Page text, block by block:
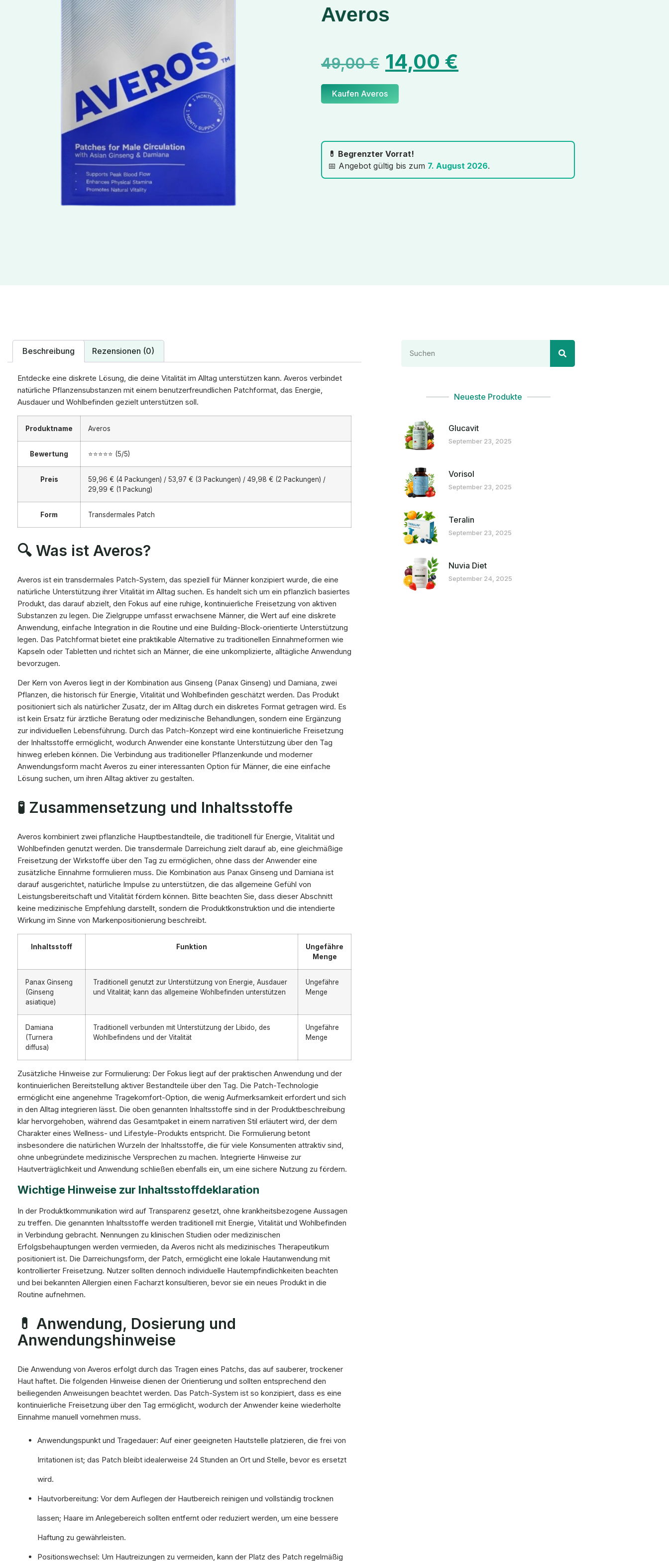
Averos
49,00€ 14,00 €
Kaufen Averos
💊 Begrenzter Vorrat!
📅 Angebot gültig bis zum 7. August 2026.
Beschreibung Rezensionen (0)
Entdecke eine diskrete Lösung, die deine Vitalität im Alltag unterstützen kann. Averos verbindet
natürliche Pflanzensubstanzen mit einem benutzerfreundlichen Patchformat, das Energie,
Ausdauer und Wohlbefinden gezielt unterstützen soll.
Produktname Averos
Bewertung ⭐⭐⭐⭐⭐ (5/5)
Preis
59,96 € (4 Packungen) / 53,97 € (3 Packungen) / 49,98 € (2 Packungen) /
29,99 € (1 Packung)
Form Transdermales Patch
🔍 Was ist Averos?
Averos ist ein transdermales Patch-System, das speziell für Männer konzipiert wurde, die eine
natürliche Unterstützung ihrer Vitalität im Alltag suchen. Es handelt sich um ein pflanzlich basiertes
Produkt, das darauf abzielt, den Fokus auf eine ruhige, kontinuierliche Freisetzung von aktiven
Substanzen zu legen. Die Zielgruppe umfasst erwachsene Männer, die Wert auf eine diskrete
Anwendung, einfache Integration in die Routine und eine Building-Block-orientierte Unterstützung
legen. Das Patchformat bietet eine praktikable Alternative zu traditionellen Einnahmeformen wie
Kapseln oder Tabletten und richtet sich an Männer, die eine unkomplizierte, alltägliche Anwendung
bevorzugen.
Der Kern von Averos liegt in der Kombination aus Ginseng (Panax Ginseng) und Damiana, zwei
Pflanzen, die historisch für Energie, Vitalität und Wohlbefinden geschätzt werden. Das Produkt
positioniert sich als natürlicher Zusatz, der im Alltag durch ein diskretes Format getragen wird. Es
ist kein Ersatz für ärztliche Beratung oder medizinische Behandlungen, sondern eine Ergänzung
zur individuellen Lebensführung. Durch das Patch-Konzept wird eine kontinuierliche Freisetzung
der Inhaltsstoffe ermöglicht, wodurch Anwender eine konstante Unterstützung über den Tag
hinweg erleben können. Die Verbindung aus traditioneller Pflanzenkunde und moderner
Anwendungsform macht Averos zu einer interessanten Option für Männer, die eine einfache
Lösung suchen, um ihren Alltag aktiver zu gestalten.
🧪 Zusammensetzung und Inhaltsstoffe
Averos kombiniert zwei pflanzliche Hauptbestandteile, die traditionell für Energie, Vitalität und
Wohlbefinden genutzt werden. Die transdermale Darreichung zielt darauf ab, eine gleichmäßige
Freisetzung der Wirkstoffe über den Tag zu ermöglichen, ohne dass der Anwender eine
zusätzliche Einnahme formulieren muss. Die Kombination aus Panax Ginseng und Damiana ist
darauf ausgerichtet, natürliche Impulse zu unterstützen, die das allgemeine Gefühl von
Leistungsbereitschaft und Vitalität fördern können. Bitte beachten Sie, dass dieser Abschnitt
keine medizinische Empfehlung darstellt, sondern die Produktkonstruktion und die intendierte
Wirkung im Sinne von Markenpositionierung beschreibt.
Inhaltsstoff Funktion
Ungefähre
Menge
Panax Ginseng
(Ginseng
asiatique)
Traditionell genutzt zur Unterstützung von Energie, Ausdauer
und Vitalität; kann das allgemeine Wohlbefinden unterstützen
Ungefähre
Menge
Damiana
(Turnera
diffusa)
Traditionell verbunden mit Unterstützung der Libido, des
Wohlbefindens und der Vitalität
Ungefähre
Menge
Zusätzliche Hinweise zur Formulierung: Der Fokus liegt auf der praktischen Anwendung und der
kontinuierlichen Bereitstellung aktiver Bestandteile über den Tag. Die Patch-Technologie
ermöglicht eine angenehme Tragekomfort-Option, die wenig Aufmerksamkeit erfordert und sich
in den Alltag integrieren lässt. Die oben genannten Inhaltsstoffe sind in der Produktbeschreibung
klar hervorgehoben, während das Gesamtpaket in einem narrativen Stil erläutert wird, der dem
Charakter eines Wellness- und Lifestyle-Produkts entspricht. Die Formulierung betont
insbesondere die natürlichen Wurzeln der Inhaltsstoffe, die für viele Konsumenten attraktiv sind,
ohne unbegründete medizinische Versprechen zu machen. Integrierte Hinweise zur
Hautverträglichkeit und Anwendung schließen ebenfalls ein, um eine sichere Nutzung zu fördern.
Wichtige Hinweise zur Inhaltsstoffdeklaration
In der Produktkommunikation wird auf Transparenz gesetzt, ohne krankheitsbezogene Aussagen
zu treffen. Die genannten Inhaltsstoffe werden traditionell mit Energie, Vitalität und Wohlbefinden
in Verbindung gebracht. Nennungen zu klinischen Studien oder medizinischen
Erfolgsbehauptungen werden vermieden, da Averos nicht als medizinisches Therapeutikum
positioniert ist. Die Darreichungsform, der Patch, ermöglicht eine lokale Hautanwendung mit
kontrollierter Freisetzung. Nutzer sollten dennoch individuelle Hautempfindlichkeiten beachten
und bei bekannten Allergien einen Facharzt konsultieren, bevor sie ein neues Produkt in die
Routine aufnehmen.
💊 Anwendung, Dosierung und
Anwendungshinweise
Die Anwendung von Averos erfolgt durch das Tragen eines Patchs, das auf sauberer, trockener
Haut haftet. Die folgenden Hinweise dienen der Orientierung und sollten entsprechend den
beiliegenden Anweisungen beachtet werden. Das Patch-System ist so konzipiert, dass es eine
kontinuierliche Freisetzung über den Tag ermöglicht, wodurch der Anwender keine wiederholte
Einnahme manuell vornehmen muss.
Anwendungspunkt und Tragedauer: Auf einer geeigneten Hautstelle platzieren, die frei von
Irritationen ist; das Patch bleibt idealerweise 24 Stunden an Ort und Stelle, bevor es ersetzt
wird.
Hautvorbereitung: Vor dem Auflegen der Hautbereich reinigen und vollständig trocknen
lassen; Haare im Anlegebereich sollten entfernt oder reduziert werden, um eine bessere
Haftung zu gewährleisten.
Positionswechsel: Um Hautreizungen zu vermeiden, kann der Platz des Patch regelmäßig
Neueste Produkte
Glucavit
September 23, 2025
Vorisol
September 23, 2025
Teralin
September 23, 2025
Nuvia Diet
September 24, 2025